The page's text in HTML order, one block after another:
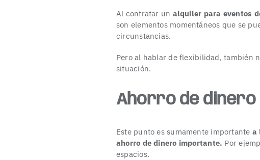
Al contratar un alquiler para eventos
son elementos momentáneos que se
circunstancias.
Pero al hablar de flexibilidad, también
situación.
Ahorro de dinero
Este punto es sumamente importante a
ahorro de dinero importante. Por
espacios.